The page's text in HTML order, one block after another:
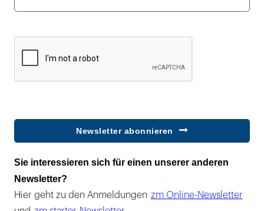
Newsletter abonnieren
Sie interessieren sich für einen unserer anderen
Newsletter?
Hier geht zu den Anmeldungen zm Online-Newsletter